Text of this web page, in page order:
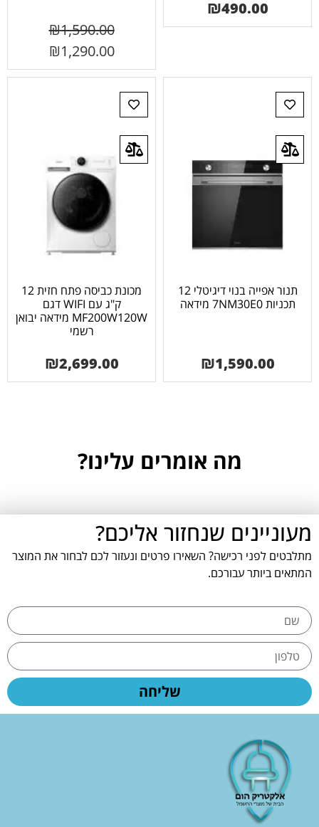
₪490.00
₪1,590.00
₪1,290.00
תנור אפייה בנוי דיגיטלי 12
תכניות 7NM30E0 מידאה
₪1,590.00
מכונת כביסה פתח חזית 12
ק"ג עם WIFI דגם
MF200W120W מידאה יבואן
רשמי
₪2,699.00
מה אומרים עלינו?
מעוניינים שנחזור אליכם?
מתלבטים לפני רכישה? השאירו פרטים ונעזור לכם לבחור את המוצר
המתאים ביותר עבורכם.
שליחה